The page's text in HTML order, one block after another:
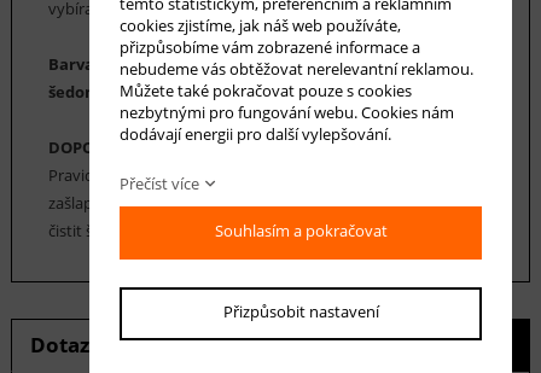
vybírat.
Barva koberce: antracit, béžová, smetanová,
šedomodrá, lososová, vínová
DOPORUČENÁ ÚDRŽBA:
Pravidelné vysávání nečistot z koberce, aby se zabránilo jejich
zašlapání do koberce. Cca jednou za 12-18 měsíců je možné
čistit šamponováním nebo použít parní čištění koberce.
Dotaz na produkt Hlídání ceny
cookies zjistíme, jak náš web používáte,
přizpůsobíme vám zobrazené informace a
nebudeme vás obtěžovat nerelevantní reklamou.
Můžete také pokračovat pouze s cookies
nezbytnými pro fungování webu. Cookies nám
dodávají energii pro další vylepšování.
Přečíst více
Souhlasím a pokračovat
Přizpůsobit nastavení